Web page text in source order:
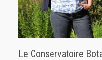
Le Conservatoire